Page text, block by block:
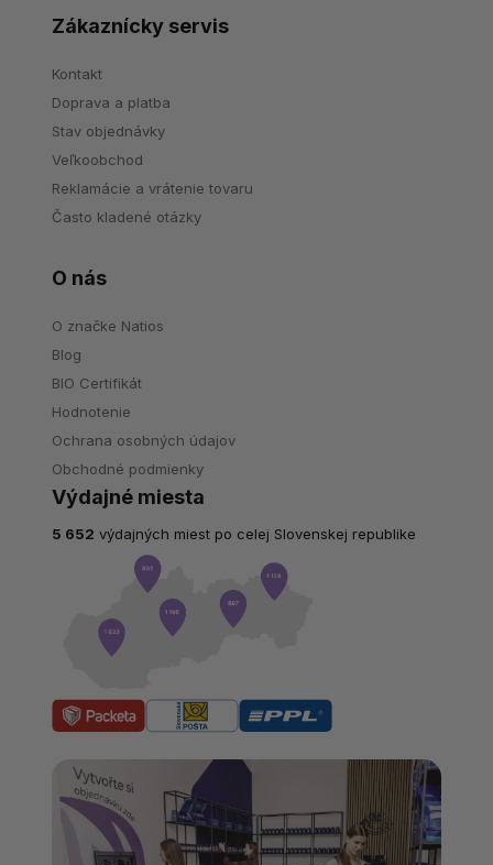
Zákaznícky servis
Kontakt
Doprava a platba
Stav objednávky
Veľkoobchod
Reklamácie a vrátenie tovaru
Často kladené otázky
O nás
O značke Natios
Blog
BIO Certifikát
Hodnotenie
Ochrana osobných údajov
Obchodné podmienky
Výdajné miesta
5 652 výdajných miest po celej Slovenskej republike